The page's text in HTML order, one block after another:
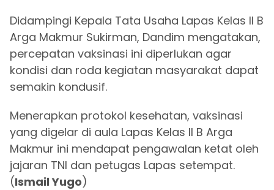
Didampingi Kepala Tata Usaha Lapas Kelas II B
Arga Makmur Sukirman, Dandim mengatakan,
percepatan vaksinasi ini diperlukan agar
kondisi dan roda kegiatan masyarakat dapat
semakin kondusif.
Menerapkan protokol kesehatan, vaksinasi
yang digelar di aula Lapas Kelas II B Arga
Makmur ini mendapat pengawalan ketat oleh
jajaran TNI dan petugas Lapas setempat.
(Ismail Yugo)